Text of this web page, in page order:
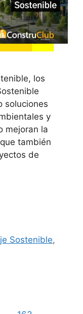
los
soluciones
y
mejoran la
también
de
Sostenible,